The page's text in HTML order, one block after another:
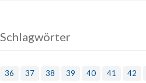
Schlagwörter
36 37 38 39 40 41 42